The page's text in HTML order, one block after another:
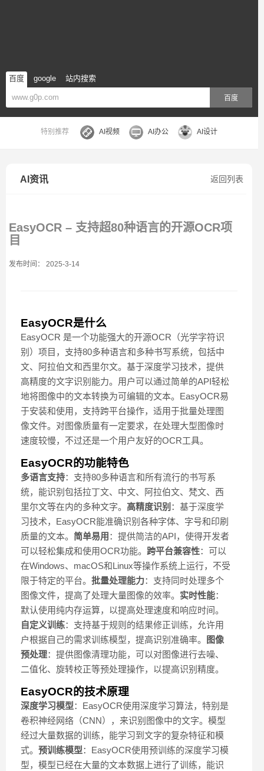
百度 google 站内搜索
百度
特别推荐 AI视频 AI办公 AI设计
返回列表
AI资讯
EasyOCR – 支持超80种语言的开源OCR项
目
发布时间： 2025-3-14
EasyOCR是什么
EasyOCR 是一个功能强大的开源OCR（光学字符识
别）项目，支持80多种语言和多种书写系统，包括中
文、阿拉伯文和西里尔文。基于深度学习技术，提供
高精度的文字识别能力。用户可以通过简单的API轻松
地将图像中的文本转换为可编辑的文本。EasyOCR易
于安装和使用，支持跨平台操作，适用于批量处理图
像文件。对图像质量有一定要求，在处理大型图像时
速度较慢，不过还是一个用户友好的OCR工具。
EasyOCR的功能特色
多语言支持：支持80多种语言和所有流行的书写系
统，能识别包括拉丁文、中文、阿拉伯文、梵文、西
里尔文等在内的多种文字。 高精度识别 ：基于深度学
习技术，EasyOCR能准确识别各种字体、字号和印刷
质量的文本。 简单易用 ：提供简洁的API，使得开发者
可以轻松集成和使用OCR功能。 跨平台兼容性：可以
在Windows、macOS和Linux等操作系统上运行，不受
限于特定的平台。 批量处理能力：支持同时处理多个
图像文件，提高了处理大量图像的效率。 实时性能：
默认使用纯内存运算，以提高处理速度和响应时间。
自定义训练：支持基于规则的结果修正训练，允许用
户根据自己的需求训练模型，提高识别准确率。
图像
预处理：提供图像清理功能，可以对图像进行去噪、
二值化、旋转校正等预处理操作，以提高识别精度。
EasyOCR的技术原理
深度学习模型：EasyOCR使用深度学习算法，特别是
卷积神经网络（CNN），来识别图像中的文字。模型
经过大量数据的训练，能学习到文字的复杂特征和模
式。 预训练模型：EasyOCR使用预训练的深度学习模
型，模型已经在大量的文本数据上进行了训练，能识